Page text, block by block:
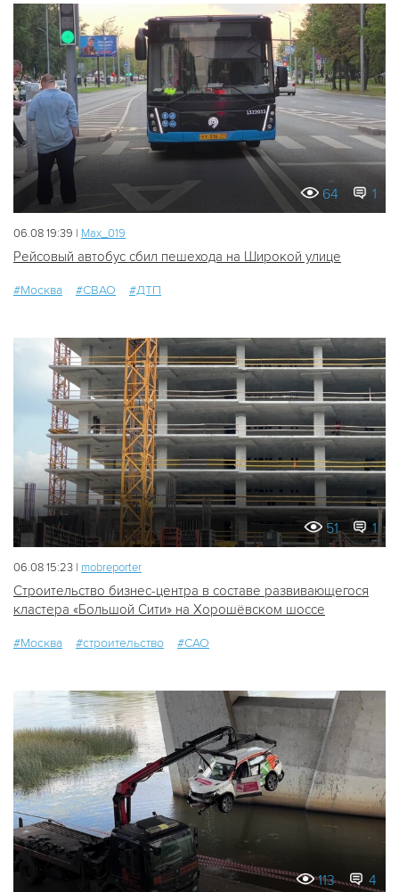
64 1
06.08 19:39 | Мах_019
Рейсовый автобус сбил пешехода на Широкой улице
#Москва #СВАО #ДТП
51 1
06.08 15:23 | mobreporter
Строительство бизнес-центра в составе развивающегося
кластера «Большой Сити» на Хорошёвском шоссе
#Москва #строительство #САО
113 4